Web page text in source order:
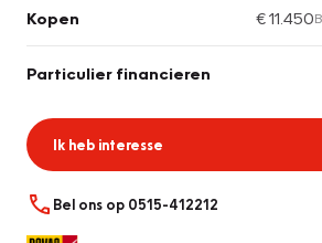
Kopen € 11.450
Particulier financieren
Ik heb interesse
Bel ons op 0515-412212